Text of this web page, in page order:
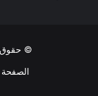
© حقوق النشر 2026،
الصفحة